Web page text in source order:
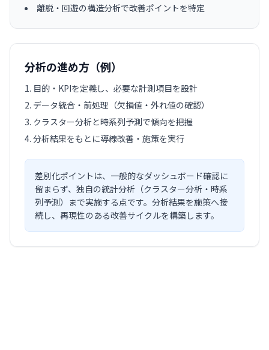
離脱・回遊の構造分析で改善ポイントを特定
分析の進め方（例）
目的・KPIを定義し、必要な計測項目を設計
データ統合・前処理（欠損値・外れ値の確認）
クラスター分析と時系列予測で傾向を把握
分析結果をもとに導線改善・施策を実行
差別化ポイントは、一般的なダッシュボード確認に
留まらず、独自の統計分析（クラスター分析・時系
列予測）まで実施する点です。分析結果を施策へ接
続し、再現性のある改善サイクルを構築します。